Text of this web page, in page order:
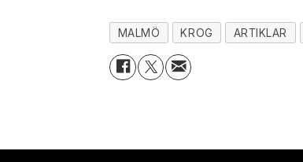
MALMÖ KROG ARTIKLAR